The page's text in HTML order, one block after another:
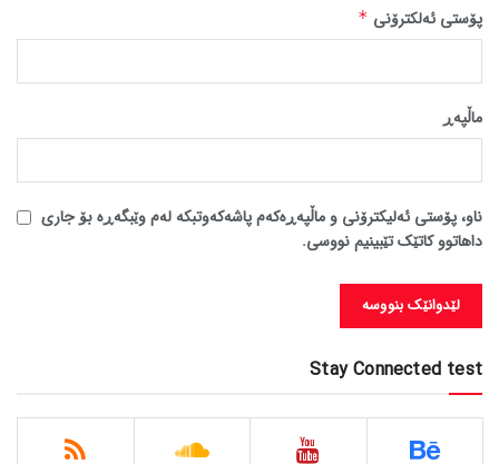
پۆستی ئەلکترۆنی *
ماڵپه‌ڕ
ناو، پۆستی ئەلیکترۆنی و ماڵپەڕەکەم پاشەکەوتبکە لەم وێبگەڕە بۆ جاری
داهاتوو کاتێک تێبینیم نووسی.
Stay Connected test